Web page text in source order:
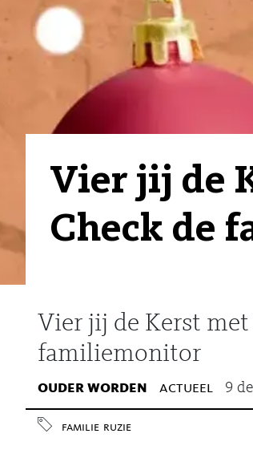
Vier jij de
Check de
Vier jij de Kerst
familiemonitor
ouder worden actueel 9
familie ruzie